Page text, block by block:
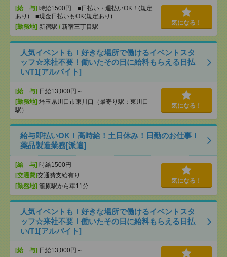
[給 与] 時給1500円 ■日払い・週払いOK！(規定
あり) ■現金日払いもOK(規定あり)
[勤務地] 新宿駅 / 新宿三丁目駅
気になる！
人気イベントも！好きな場所で働けるイベントスタ
ッフ☆来社不要！働いたその日に給料もらえる日払
い/T1[アルバイト]
[給 与] 日給13,000円～
[勤務地] 埼玉県川口市東川口（最寄り駅：東川口
駅）
気になる！
給与即払いOK！高時給！土日休み！日勤のお仕事！
薬品製造業務[派遣]
[給 与] 時給1500円
[交通費]交通費支給有り
[勤務地] 籠原駅から車11分
気になる！
人気イベントも！好きな場所で働けるイベントスタ
ッフ☆来社不要！働いたその日に給料もらえる日払
い/T1[アルバイト]
[給 与] 日給13,000円～